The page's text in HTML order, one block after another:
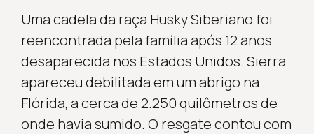
Uma cadela da raça Husky Siberiano foi
reencontrada pela família após 12 anos
desaparecida nos Estados Unidos. Sierra
apareceu debilitada em um abrigo na
Flórida, a cerca de 2.250 quilômetros de
onde havia sumido. O resgate contou com